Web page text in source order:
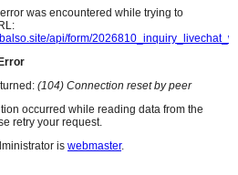
Ukrainian
Urdu
Welsh
Xhosa
Yiddish